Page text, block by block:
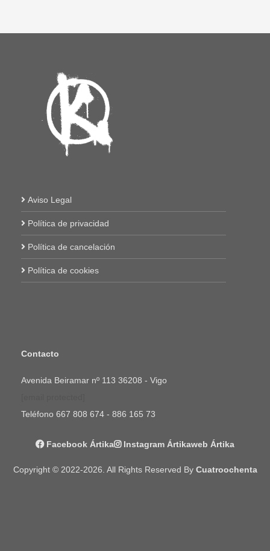
Aviso Legal
Política de privacidad
Política de cancelación
Política de cookies
Contacto
Avenida Beiramar nº 113 36208 - Vigo
Teléfono
667 808 674 - 886 165 73
Facebook Ártika Instagram Ártika Web Ártika
Copyright © 2022-2026. All Rights Reserved By Cuatroochenta